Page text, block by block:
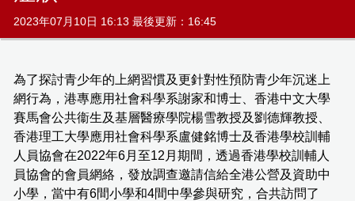
2023年07月10日 16:13 最後更新：16:45
為了探討青少年的上網習慣及更針對性預防青少年沉迷上
網行為，港專應用社會科學系謝家和博士、香港中文大學
賽馬會公共衞生及基層醫療學院楊雪教授及劉德輝教授、
香港理工大學應用社會科學系盧健銘博士及香港學校訓輔
人員協會在2022年6月至12月期間，透過香港學校訓輔人
員協會的會員網絡，發放調查邀請信給全港公營及資助中
小學，當中有6間小學和4間中學參與研究，合共訪問了